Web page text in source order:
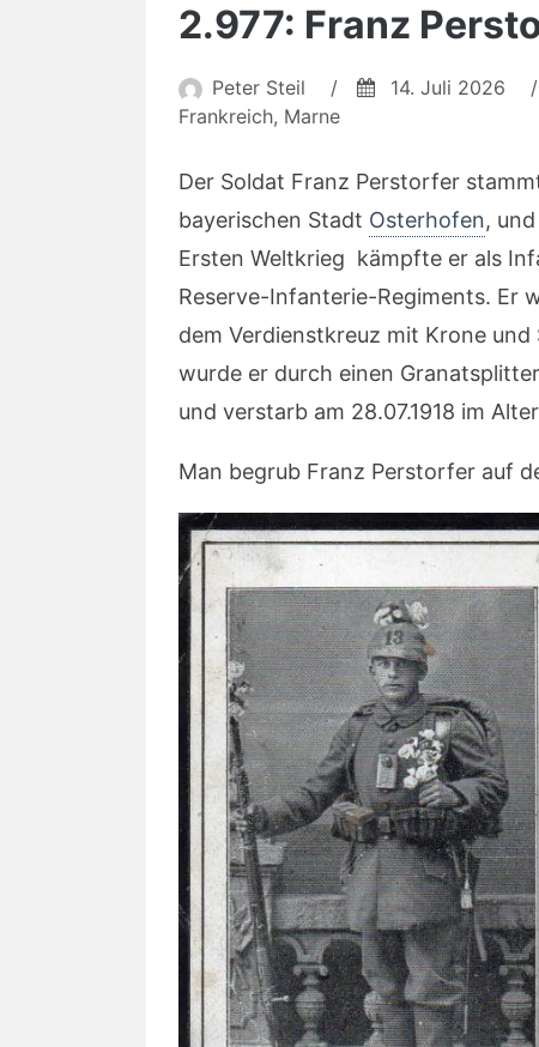
2.977: Franz
Peter Steil / 14. Juli 2026 /
Frankreich, Marne
Der Soldat Franz Perstorfer
bayerischen Stadt Osterhofen,
Ersten Weltkrieg kämpfte er als
Reserve-Infanterie-Regiments. Er
dem Verdienstkreuz mit Krone
wurde er durch einen
und verstarb am 28.07.1918 im
Man begrub Franz Perstorfer auf